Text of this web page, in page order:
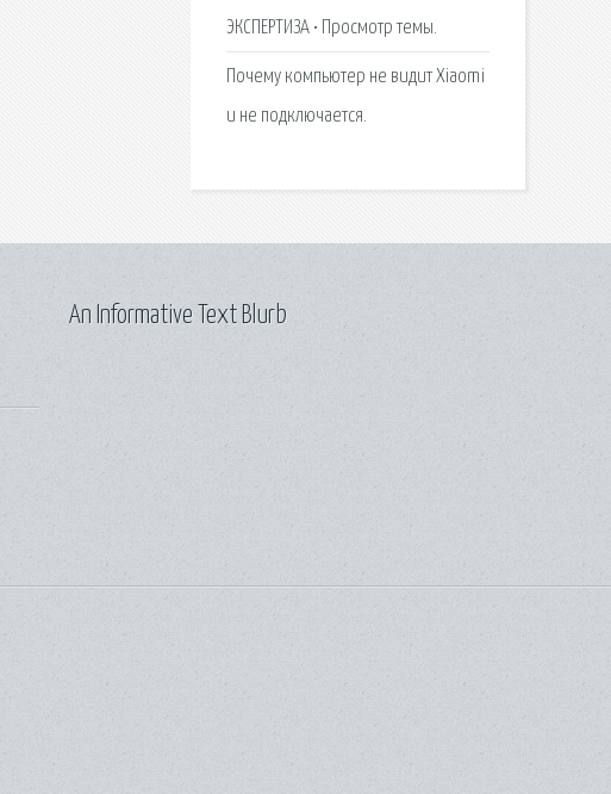
ЭКСПЕРТИЗА • Просмотр темы.
Почему компьютер не видит Xiaomi
и не подключается.
An Informative Text Blurb